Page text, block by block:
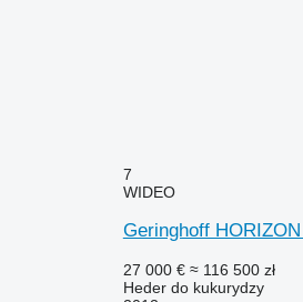
7
WIDEO
Geringhoff
27 000 € ≈ 116 500 zł
Heder do kukurydzy